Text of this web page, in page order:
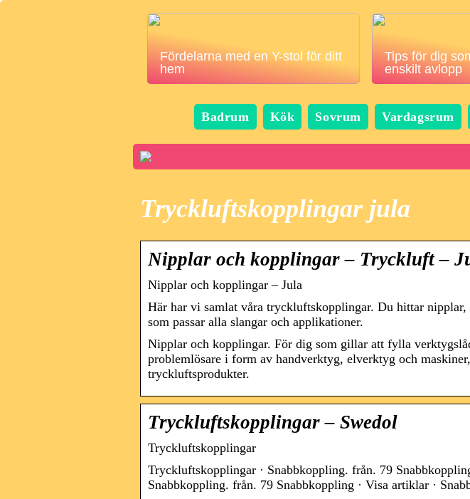
Fördelarna med en Y-stol för ditt
hem
Tips för dig
enskilt avlopp
Badrum Kök Sovrum Vardagsrum
Tryckluftskopplingar jula
Nipplar och kopplingar – Tryckluft –
Nipplar och kopplingar – Jula
Här har vi samlat våra tryckluftskopplingar. Du hittar
som passar alla slangar och applikationer.
Nipplar och kopplingar. För dig som gillar att fylla
problemlösare i form av handverktyg, elverktyg och
tryckluftsprodukter.
Tryckluftskopplingar – Swedol
Tryckluftskopplingar
Tryckluftskopplingar · Snabbkoppling. från. 79
Snabbkoppling. från. 79 Snabbkoppling · Visa artiklar ·